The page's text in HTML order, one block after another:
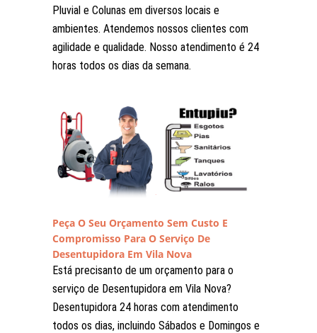
Pluvial e Colunas em diversos locais e
ambientes. Atendemos nossos clientes com
agilidade e qualidade. Nosso atendimento é 24
horas todos os dias da semana.
Peça O Seu Orçamento Sem Custo E
Compromisso Para O Serviço De
Desentupidora Em Vila Nova
Está precisanto de um orçamento para o
serviço de Desentupidora em Vila Nova?
Desentupidora 24 horas com atendimento
todos os dias, incluindo Sábados e Domingos e